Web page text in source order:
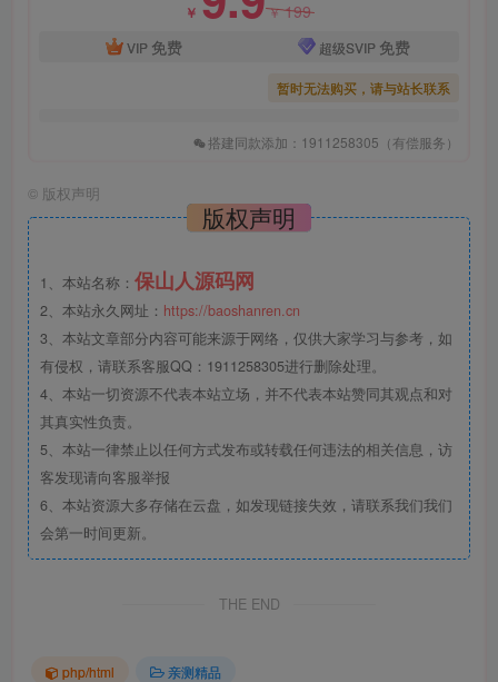
￥ ￥199
VIP 免费 超级SVIP 免费
暂时无法购买，请与站长联系
搭建同款添加：1911258305（有偿服务）
© 版权声明
版权声明
1、本站名称： 保山人源码网
2、本站永久网址： https://baoshanren.cn
3、本站文章部分内容可能来源于网络，仅供大家学习与参考，如
有侵权，请联系客服QQ：1911258305进行删除处理。
4、本站一切资源不代表本站立场，并不代表本站赞同其观点和对
其真实性负责。
5、本站一律禁止以任何方式发布或转载任何违法的相关信息，访
客发现请向客服举报
6、本站资源大多存储在云盘，如发现链接失效，请联系我们我们
会第一时间更新。
THE END
php/html
亲测精品